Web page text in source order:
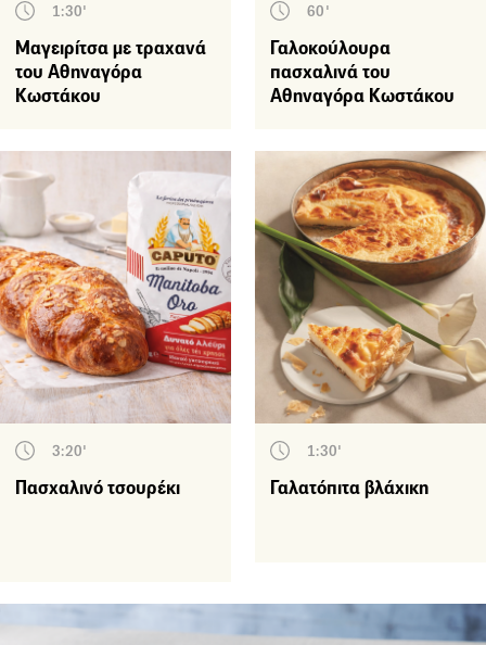
1:30'
Μαγειρίτσα με τραχανά
του Αθηναγόρα
Κωστάκου
60'
Γαλοκούλουρα
πασχαλινά του
Αθηναγόρα Κωστάκου
3:20'
Πασχαλινό τσουρέκι
1:30'
Γαλατόπιτα βλάχικη